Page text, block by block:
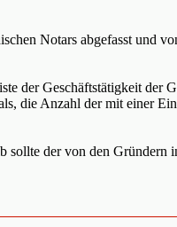
Notars abgefasst und
der Geschäftstätigkeit der
die Anzahl der mit einer
sollte der von den Gründern